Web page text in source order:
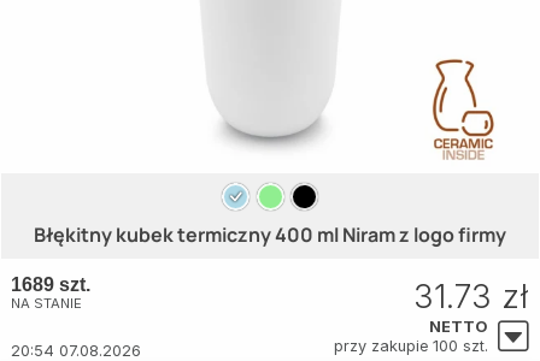
Błękitny kubek termiczny 400 ml Niram z logo firmy
1689 szt.
NA STANIE
20:54 07.08.2026
31.73 zł
NETTO
przy zakupie 100 szt.